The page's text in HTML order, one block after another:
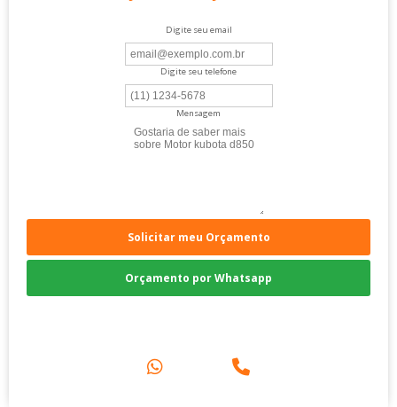
Digite seu email
Digite seu telefone
Mensagem
Solicitar meu Orçamento
Orçamento por Whatsapp